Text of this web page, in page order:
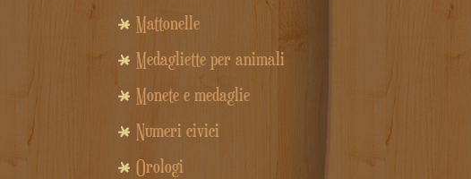
Mattonelle
Medagliette per animali
Monete e medaglie
Numeri civici
Orologi